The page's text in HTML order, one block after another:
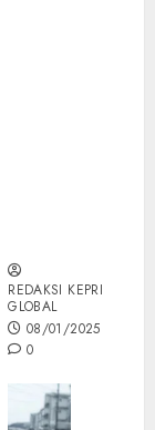
REDAKSI KEPRI
GLOBAL
08/01/2025
0